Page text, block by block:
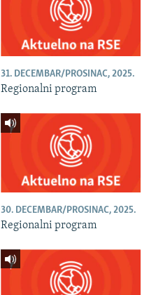
31. DECEMBAR/PROSINAC, 2025.
Regionalni program
30. DECEMBAR/PROSINAC, 2025.
Regionalni program